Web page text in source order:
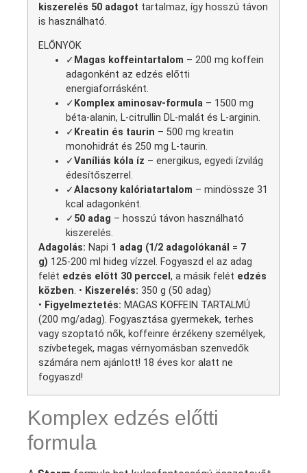
kiszerelés 50 adagot tartalmaz, így hosszú távon
is használható.
ELŐNYÖK
✓ Magas koffeintartalom – 200 mg koffein
adagonként az edzés előtti
energiaforrásként.
✓ Komplex aminosav-formula – 1500 mg
béta-alanin, L-citrullin DL-malát és L-arginin.
✓ Kreatin és taurin – 500 mg kreatin
monohidrát és 250 mg L-taurin.
✓Vaníliás kóla íz – energikus, egyedi ízvilág
édesítőszerrel.
✓Alacsony kalóriatartalom – mindössze 31
kcal adagonként.
✓50 adag – hosszú távon használható
kiszerelés.
Adagolás: Napi 1 adag (1/2 adagolókanál = 7
g) 125-200 ml hideg vízzel. Fogyaszd el az adag
felét edzés előtt 30 perccel , a másik felét edzés
közben. • Kiszerelés: 350 g (50 adag)
• Figyelmeztetés: MAGAS KOFFEIN TARTALMÚ
(200 mg/adag). Fogyasztása gyermekek, terhes
vagy szoptató nők, koffeinre érzékeny személyek,
szívbetegek, magas vérnyomásban szenvedők
számára nem ajánlott! 18 éves kor alatt ne
fogyaszd!
Komplex edzés előtti
formula